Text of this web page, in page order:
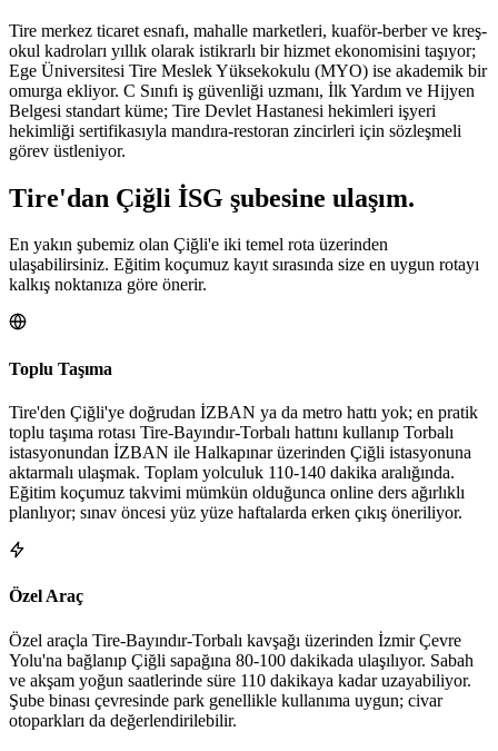
Tire merkez ticaret esnafı, mahalle marketleri, kuaför-berber ve kreş-
okul kadroları yıllık olarak istikrarlı bir hizmet ekonomisini taşıyor;
Ege Üniversitesi Tire Meslek Yüksekokulu (MYO) ise akademik bir
omurga ekliyor. C Sınıfı iş güvenliği uzmanı, İlk Yardım ve Hijyen
Belgesi standart küme; Tire Devlet Hastanesi hekimleri işyeri
hekimliği sertifikasıyla mandıra-restoran zincirleri için sözleşmeli
görev üstleniyor.
Tire'dan Çiğli İSG şubesine ulaşım.
En yakın şubemiz olan Çiğli'e iki temel rota üzerinden
ulaşabilirsiniz. Eğitim koçumuz kayıt sırasında size en uygun rotayı
kalkış noktanıza göre önerir.
Toplu Taşıma
Tire'den Çiğli'ye doğrudan İZBAN ya da metro hattı yok; en pratik
toplu taşıma rotası Tire-Bayındır-Torbalı hattını kullanıp Torbalı
istasyonundan İZBAN ile Halkapınar üzerinden Çiğli istasyonuna
aktarmalı ulaşmak. Toplam yolculuk 110-140 dakika aralığında.
Eğitim koçumuz takvimi mümkün olduğunca online ders ağırlıklı
planlıyor; sınav öncesi yüz yüze haftalarda erken çıkış öneriliyor.
Özel Araç
Özel araçla Tire-Bayındır-Torbalı kavşağı üzerinden İzmir Çevre
Yolu'na bağlanıp Çiğli sapağına 80-100 dakikada ulaşılıyor. Sabah
ve akşam yoğun saatlerinde süre 110 dakikaya kadar uzayabiliyor.
Şube binası çevresinde park genellikle kullanıma uygun; civar
otoparkları da değerlendirilebilir.